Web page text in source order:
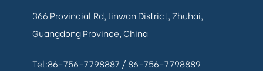
366 Provincial Rd, Jinwan District, Zhuhai,
Guangdong Province, China
Tel:86-756-7798887 / 86-756-7798889